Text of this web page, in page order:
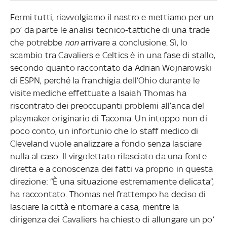
Fermi tutti, riavvolgiamo il nastro e mettiamo per un
po’ da parte le analisi tecnico-tattiche di una trade
che potrebbe nonarrivare a conclusione. Sì, lo
scambio tra Cavaliers e Celtics è in una fase di stallo,
secondo quanto raccontato da Adrian Wojnarowski
di ESPN, perché la franchigia dell’Ohio durante le
visite mediche effettuate a Isaiah Thomas ha
riscontrato dei preoccupanti problemi all’anca del
playmaker originario di Tacoma. Un intoppo non di
poco conto, un infortunio che lo staff medico di
Cleveland vuole analizzare a fondo senza lasciare
nulla al caso. Il virgolettato rilasciato da una fonte
diretta e a conoscenza dei fatti va proprio in questa
direzione: “È una situazione estremamente delicata”,
ha raccontato. Thomas nel frattempo ha deciso di
lasciare la città e ritornare a casa, mentre la
dirigenza dei Cavaliers ha chiesto di allungare un po’